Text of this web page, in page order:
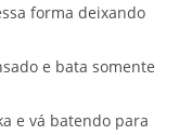
forma deixando
e bata somente
e vá batendo para